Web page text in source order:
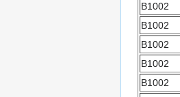
B1002
B1002
B1002
B1002
B1002